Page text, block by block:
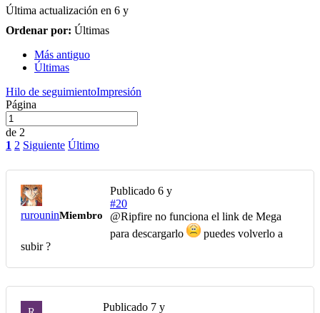
Última actualización en 6 y
Ordenar por: Últimas
Más antiguo
Últimas
Hilo de seguimientoImpresión
Página
de 2
1 2 Siguiente Último
rurouninMiembro
Publicado 6 y
#20
@Ripfire no funciona el link de Mega
para descargarlo
puedes volverlo a
subir ?
Publicado 7 y